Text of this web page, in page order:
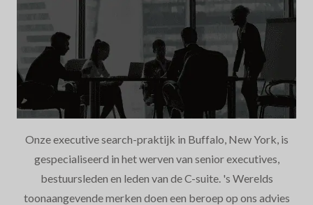
Onze executive search-praktijk in Buffalo, New York, is
gespecialiseerd in het werven van senior executives,
bestuursleden en leden van de C-suite. 's Werelds
toonaangevende merken doen een beroep op ons advies